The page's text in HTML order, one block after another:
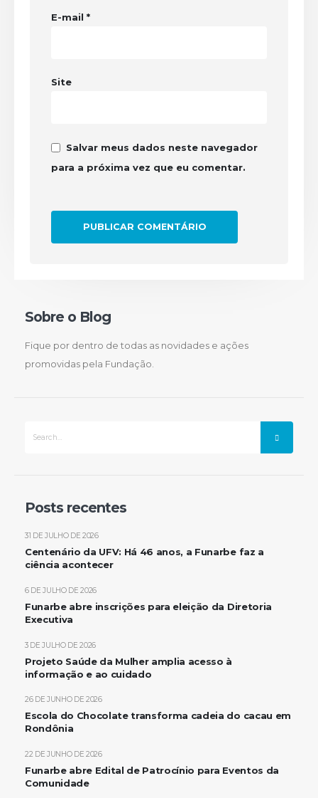
E-mail*
Site
Salvar meus dados neste navegador
para a próxima vez que eu comentar.
Sobre o Blog
Fique por dentro de todas as novidades e ações
promovidas pela Fundação.
Posts recentes
Centenário da UFV: Há 46 anos, a Funarbe faz a
ciência acontecer
31 DE JULHO DE 2026
Funarbe abre inscrições para eleição da Diretoria
Executiva
6 DE JULHO DE 2026
Projeto Saúde da Mulher amplia acesso à
informação e ao cuidado
3 DE JULHO DE 2026
Escola do Chocolate transforma cadeia do cacau em
Rondônia
26 DE JUNHO DE 2026
Funarbe abre Edital de Patrocínio para Eventos da
Comunidade
22 DE JUNHO DE 2026